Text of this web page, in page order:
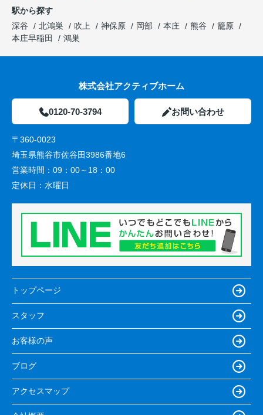
駅から探す
深谷
北鴻巣 吹上 神保原 岡部 本庄 熊谷
籠原
本庄早稲田
鴻巣
株式会社アクティブホーム
0120-70-3794 お問い合わせ
〒360-0023
埼玉県熊谷市佐谷田3986番地6
営業時間： 09：00～18：00
定休日： 水曜日
トップページ
スタッフ
お客様の声
ブログ
アクセスマップ